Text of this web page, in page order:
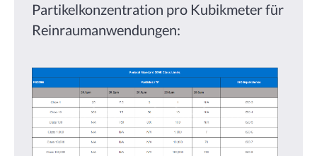
Partikelkonzentration pro Kubikmeter für
Reinraumanwendungen: